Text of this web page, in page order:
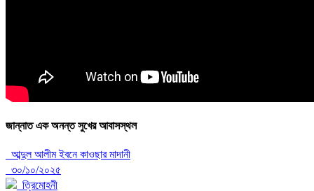
জান্নাত এক অনন্ত সুখের আবাসস্থল
আব্দুল আলীম ইবনে কাওছার মাদানী
৩০/১০/২০২৫
ত্রিমোহনী